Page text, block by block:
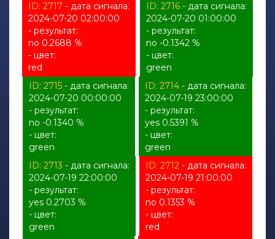
ID: 2717 - дата сигнала:
2024-07-20 02:00:00
- результат:
no 0.2688 %
- цвет:
red
ID: 2716- дата сигнала:
2024-07-20 01:00:00
- результат:
no -0.1342 %
- цвет:
green
ID: 2715- дата сигнала:
2024-07-20 00:00:00
- результат:
no -0.1340 %
- цвет:
green
ID: 2714 - дата сигнала:
2024-07-19 23:00:00
- результат:
yes 0.5391 %
- цвет:
green
ID: 2713 - дата сигнала:
2024-07-19 22:00:00
- результат:
yes 0.2703 %
- цвет:
green
ID: 2712 - дата сигнала:
2024-07-19 21:00:00
- результат:
no 0.1353 %
- цвет:
red